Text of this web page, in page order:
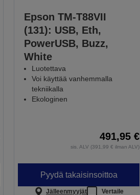
Epson TM-T88VII
(131): USB, Eth,
PowerUSB, Buzz,
White
Luotettava
Voi käyttää vanhemmalla
tekniikalla
Ekologinen
491,95 €
sis. ALV (391,99 € ilman ALV)
Pyydä takaisinsoittoa
Jälleenmyyjät Vertaile